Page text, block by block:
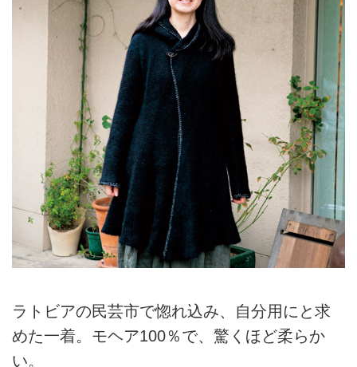
ラトビアの民芸市で惚れ込み、自分用にと求
めた一着。モヘア100％で、驚くほど柔らか
い。